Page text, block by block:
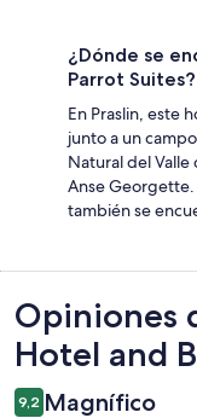
¿Dónde se
Parrot Suites?
En Praslin, este
junto a un
Natural del Valle
Anse Georgette.
también se
Opiniones
Opiniones
Hotel and
9,2 Magnífico